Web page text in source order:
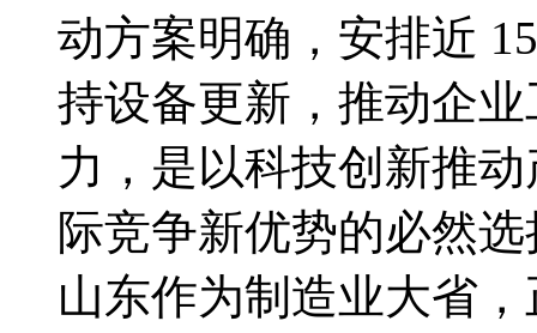
动方案明确，安排近
持设备更新，推动企
力，是以科技创新推
际竞争新优势的必然
山东作为制造业大省